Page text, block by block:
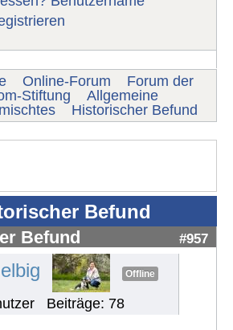
Online-Forum
Forum der
Stiftung
Allgemeine
Historischer Befund
Befund
Befund #957
Offline
Beiträge: 78